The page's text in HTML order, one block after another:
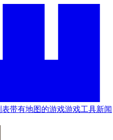
表带有地图的游戏游戏工具新闻